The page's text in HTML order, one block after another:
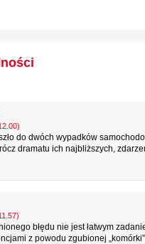
do dwóch wypadków
dramatu ich najbliższych,
błędu nie jest łatwym
z powodu zgubionej